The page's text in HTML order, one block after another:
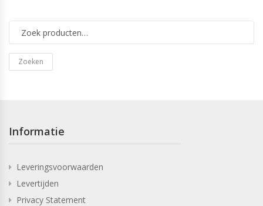
Zoeken
Informatie
Leveringsvoorwaarden
Levertijden
Privacy Statement